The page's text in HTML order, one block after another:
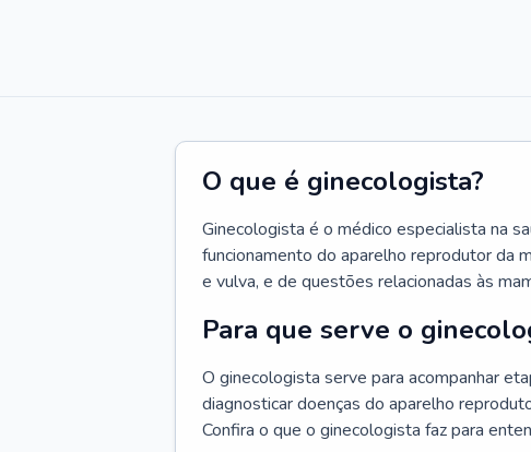
O que é ginecologista?
Ginecologista é o médico especialista na
funcionamento do aparelho reprodutor da
e vulva, e de questões relacionadas às
Para que serve o
O ginecologista serve para acompanhar
diagnosticar doenças do aparelho
Confira o que o ginecologista faz para